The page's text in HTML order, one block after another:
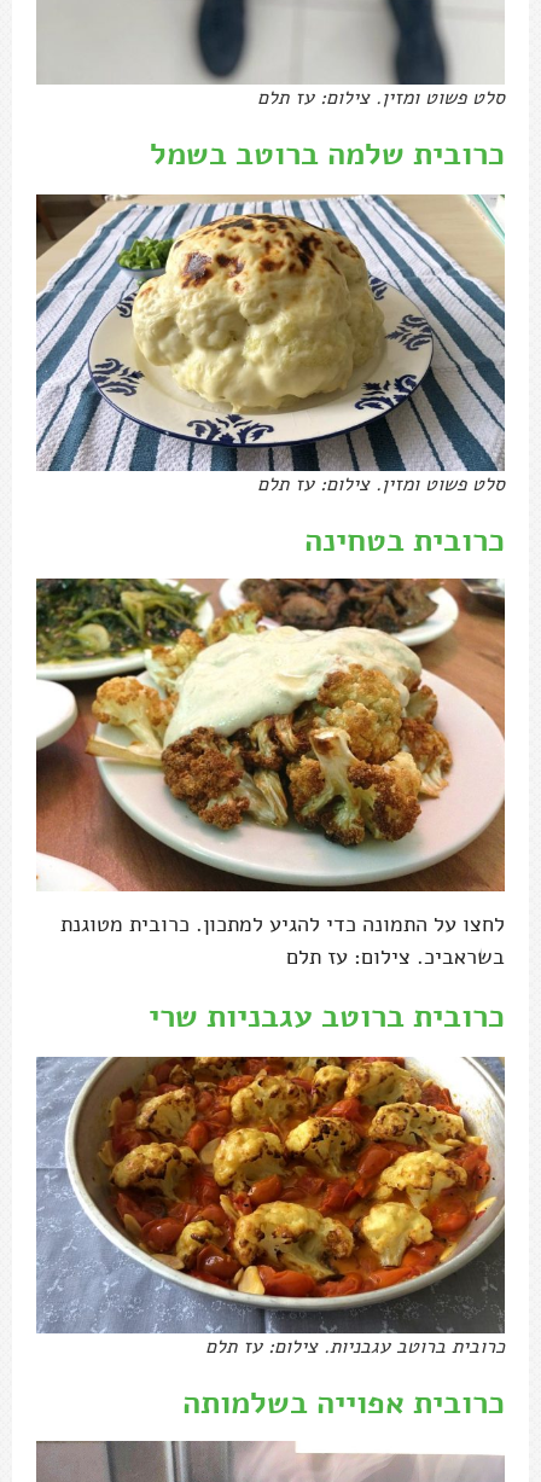
סלט פשוט ומזין. צילום: עז תלם
כרובית שלמה ברוטב בשמל
סלט פשוט ומזין. צילום: עז תלם
כרובית בטחינה
לחצו על התמונה כדי להגיע למתכון. כרובית מטוגנת
בשראביכ. צילום: עז תלם
כרובית ברוטב עגבניות שרי
כרובית ברוטב עגבניות. צילום: עז תלם
כרובית אפוייה בשלמותה